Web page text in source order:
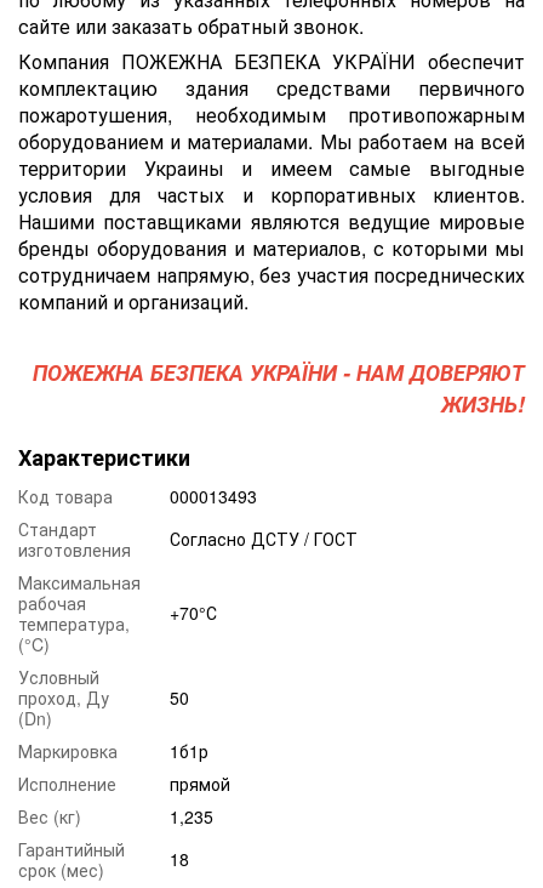
сайте или заказать обратный звонок.
Компания ПОЖЕЖНА БЕЗПЕКА УКРАЇНИ обеспечит
комплектацию здания средствами первичного
пожаротушения, необходимым противопожарным
оборудованием и материалами. Мы работаем на всей
территории Украины и имеем самые выгодные
условия для частых и корпоративных клиентов.
Нашими поставщиками являются ведущие мировые
бренды оборудования и материалов, с которыми мы
сотрудничаем напрямую, без участия посреднических
компаний и организаций.
ПОЖЕЖНА БЕЗПЕКА УКРАЇНИ - НАМ ДОВЕРЯЮТ
ЖИЗНЬ!
Характеристики
Код товара
000013493
Стандарт
изготовления
Согласно ДСТУ / ГОСТ
Максимальная
рабочая
температура,
(°C)
+70°С
Условный
проход, Ду
(Dn)
50
Маркировка
1б1р
Исполнение
прямой
Вес (кг)
1,235
Гарантийный
срок (мес)
18